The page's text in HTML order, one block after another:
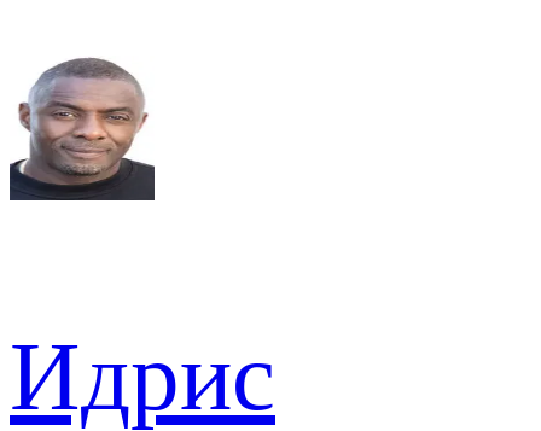
Идрис